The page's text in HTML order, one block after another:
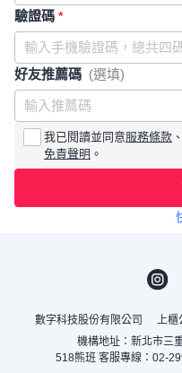
驗證碼 *
好友推薦碼 (選填)
我已閱讀並同意服務條款 、
免責聲明 。
數字科技股份有限公司 上櫃
機構地址：新北市三
518熊班 客服專線：02-